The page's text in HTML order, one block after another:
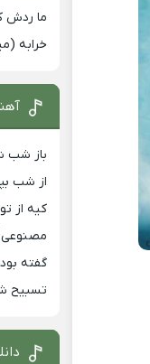
ما ردش
خرابه
باز شب
از شب
کیه از
گفته
تسبیح